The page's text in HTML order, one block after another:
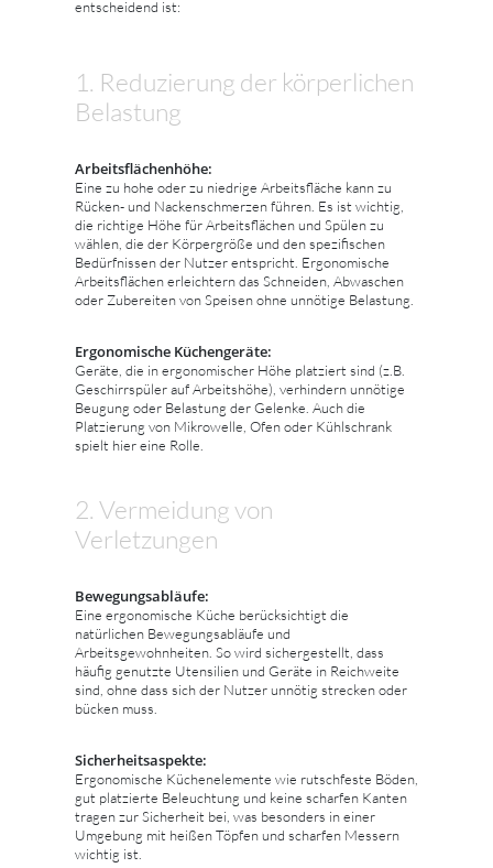
entscheidend ist:
1. Reduzierung der körperlichen
Belastung
Arbeitsflächenhöhe:
Eine zu hohe oder zu niedrige Arbeitsfläche kann zu
Rücken- und Nackenschmerzen führen. Es ist wichtig,
die richtige Höhe für Arbeitsflächen und Spülen zu
wählen, die der Körpergröße und den spezifischen
Bedürfnissen der Nutzer entspricht. Ergonomische
Arbeitsflächen erleichtern das Schneiden, Abwaschen
oder Zubereiten von Speisen ohne unnötige Belastung.
Ergonomische Küchengeräte:
Geräte, die in ergonomischer Höhe platziert sind (z.B.
Geschirrspüler auf Arbeitshöhe), verhindern unnötige
Beugung oder Belastung der Gelenke. Auch die
Platzierung von Mikrowelle, Ofen oder Kühlschrank
spielt hier eine Rolle.
2. Vermeidung von
Verletzungen
Bewegungsabläufe:
Eine ergonomische Küche berücksichtigt die
natürlichen Bewegungsabläufe und
Arbeitsgewohnheiten. So wird sichergestellt, dass
häufig genutzte Utensilien und Geräte in Reichweite
sind, ohne dass sich der Nutzer unnötig strecken oder
bücken muss.
Sicherheitsaspekte:
Ergonomische Küchenelemente wie rutschfeste Böden,
gut platzierte Beleuchtung und keine scharfen Kanten
tragen zur Sicherheit bei, was besonders in einer
Umgebung mit heißen Töpfen und scharfen Messern
wichtig ist.